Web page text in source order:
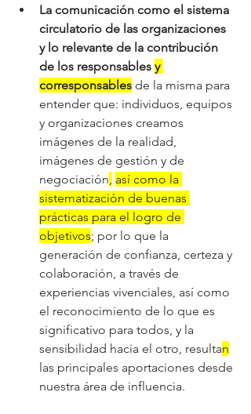
La comunicación como el sistema
circulatorio de las organizaciones
y lo relevante de la contribución
de los responsables y
corresponsables de la misma para
entender que: individuos, equipos
y organizaciones creamos
imágenes de la realidad,
imágenes de gestión y de
negociación, así como la
sistematización de buenas
prácticas para el logro de
objetivos; por lo que la
generación de confianza, certeza y
colaboración, a través de
experiencias vivenciales, así como
el reconocimiento de lo que es
significativo para todos, y la
sensibilidad hacia el otro, resultan
las principales aportaciones desde
nuestra área de influencia.